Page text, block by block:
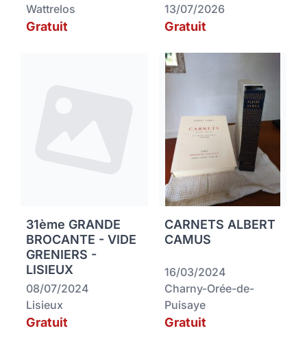
Wattrelos
Gratuit
13/07/2026
Gratuit
31ème GRANDE
BROCANTE - VIDE
GRENIERS -
LISIEUX
08/07/2024
Lisieux
Gratuit
CARNETS ALBERT
CAMUS
16/03/2024
Charny-Orée-de-
Puisaye
Gratuit